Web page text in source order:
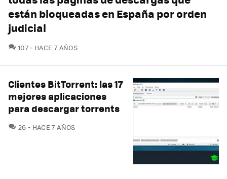
están bloqueadas en España por orden
judicial
107COMENTARIOS
HACE 7 AÑOS
Clientes BitTorrent: las 17
mejores aplicaciones
para descargar torrents
26 COMENTARIOS
HACE 7 AÑOS